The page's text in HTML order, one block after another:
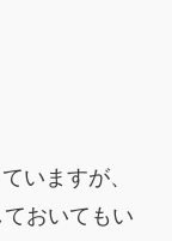
いますが、
おいてもい